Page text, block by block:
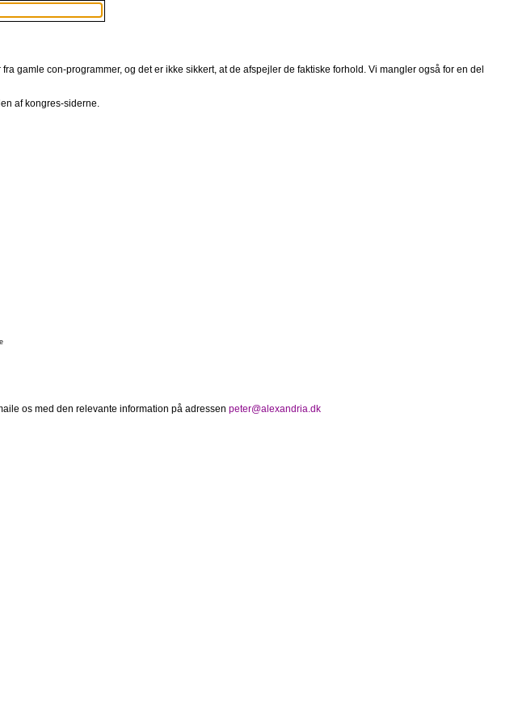
gamle con-programmer, og det er ikke sikkert, at de afspejler de faktiske forhold. Vi mangler også for en del
af kongres-siderne.
os med den relevante information på adressen peter@alexandria.dk